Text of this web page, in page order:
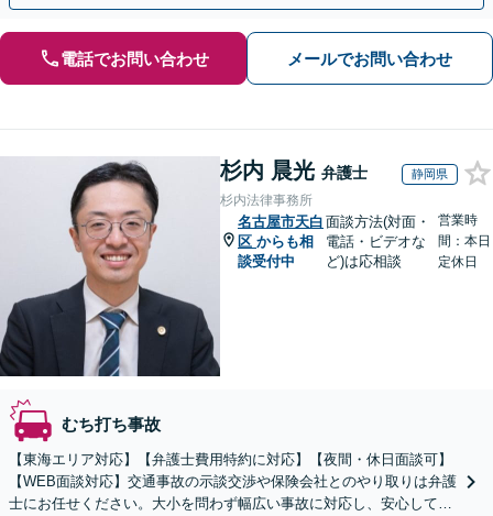
電話でお問い合わせ メールでお問い合わせ
杉内 晨光 弁護士 静岡県
杉内法律事務所
名古屋市天白
区 からも相
談受付中
面談方法(対面・
電話・ビデオな
ど)は応相談
営業時
間：本日
定休日
むち打ち事故
【東海エリア対応】【弁護士費用特約に対応】【夜間・休日面談可】
【WEB面談対応】交通事故の示談交渉や保険会社とのやり取りは弁護
士にお任せください。大小を問わず幅広い事故に対応し、安心して治